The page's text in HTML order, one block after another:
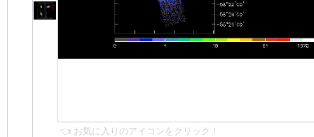
👈 お気に入りのアイコンをクリック！